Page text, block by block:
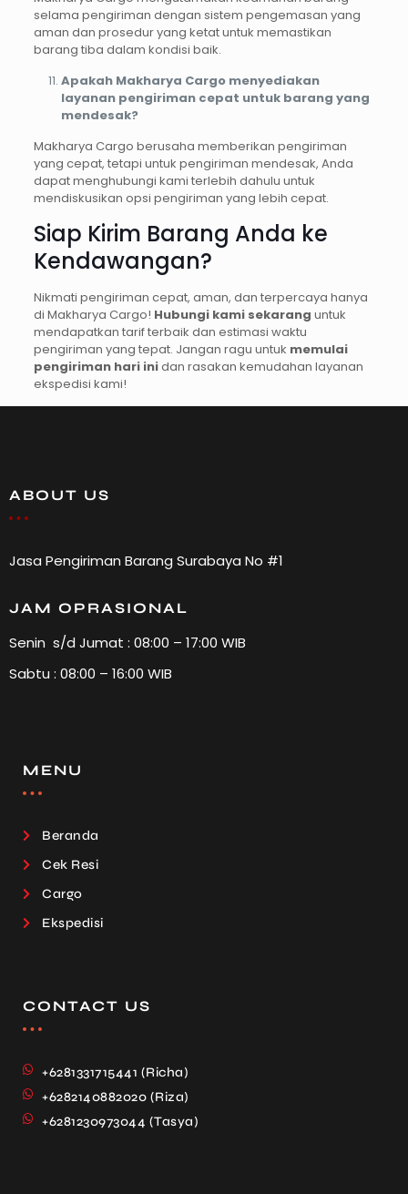
selama pengiriman dengan sistem pengemasan yang
aman dan prosedur yang ketat untuk memastikan
barang tiba dalam kondisi baik.
Apakah Makharya Cargo menyediakan
layanan pengiriman cepat untuk barang yang
mendesak?
Makharya Cargo berusaha memberikan pengiriman
yang cepat, tetapi untuk pengiriman mendesak, Anda
dapat menghubungi kami terlebih dahulu untuk
mendiskusikan opsi pengiriman yang lebih cepat.
Siap Kirim Barang Anda ke
Kendawangan?
Nikmati pengiriman cepat, aman, dan terpercaya hanya
di Makharya Cargo! Hubungi kami sekarang untuk
mendapatkan tarif terbaik dan estimasi waktu
pengiriman yang tepat. Jangan ragu untuk memulai
pengiriman hari inidan rasakan kemudahan layanan
ekspedisi kami!
ABOUT US
Jasa Pengiriman Barang Surabaya No #1
JAM OPRASIONAL
Senin s/d Jumat : 08:00 – 17:00 WIB
Sabtu : 08:00 – 16:00 WIB
MENU
Beranda
Cek Resi
Cargo
Ekspedisi
CONTACT US
+6281331715441 (Richa)
+6282140882020 (Riza)
+6281230973044 (Tasya)